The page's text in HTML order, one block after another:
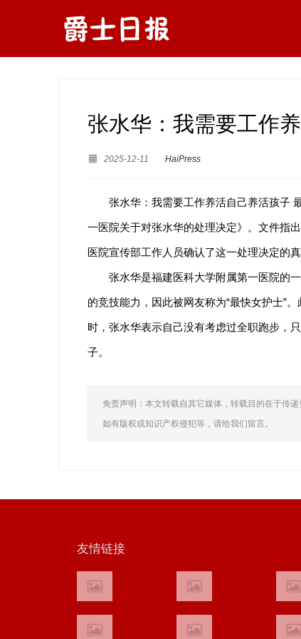
张水华：我需要工作
2025-12-11 HaiPress
张水华：我需要工作养活自己养活孩子
一医院关于对张水华的处理决定》。文件指
医院宣传部工作人员确认了这一处理决定的真
张水华是福建医科大学附属第一医院的
的竞技能力，因此被网友称为“最快女护士”
时，张水华表示自己没有考虑过全职跑步，
子。
免责声明：本文转载自其它媒体，转载目的在于传
如有版权或知识产权侵犯等，请给我们留言。
友情链接